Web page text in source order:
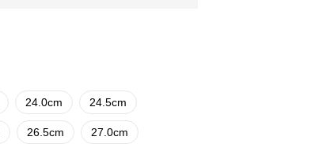
24.0cm 24.5cm
26.5cm 27.0cm